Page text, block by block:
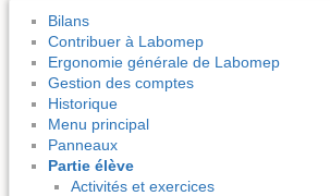
Bilans
Contribuer à Labomep
Ergonomie générale de Labomep
Gestion des comptes
Historique
Menu principal
Panneaux
Partie élève
Activités et exercices